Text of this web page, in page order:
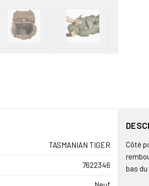
TASMANIAN TIGER
7622346
Côté
bas